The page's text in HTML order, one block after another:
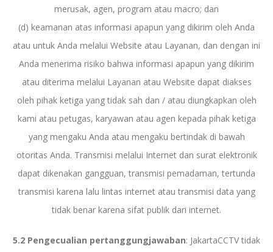
merusak, agen, program atau macro; dan
(d) keamanan atas informasi apapun yang dikirim oleh Anda
atau untuk Anda melalui Website atau Layanan, dan dengan ini
Anda menerima risiko bahwa informasi apapun yang dikirim
atau diterima melalui Layanan atau Website dapat diakses
oleh pihak ketiga yang tidak sah dan / atau diungkapkan oleh
kami atau petugas, karyawan atau agen kepada pihak ketiga
yang mengaku Anda atau mengaku bertindak di bawah
otoritas Anda. Transmisi melalui Internet dan surat elektronik
dapat dikenakan gangguan, transmisi pemadaman, tertunda
transmisi karena lalu lintas internet atau transmisi data yang
tidak benar karena sifat publik dari internet.
5.2 Pengecualian pertanggungjawaban: JakartaCCTV tidak